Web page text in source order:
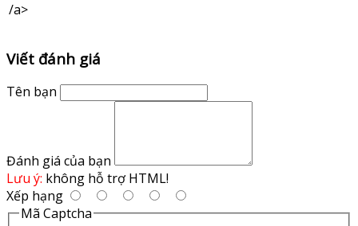
/a>
Viết đánh giá
Tên bạn
Đánh giá của bạn
Lưu ý: không hỗ trợ HTML!
Xếp hạng
Mã Captcha